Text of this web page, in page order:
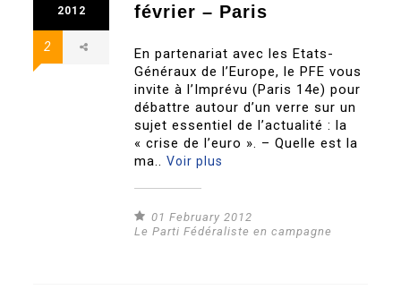
2012
2
février – Paris
En partenariat avec les Etats-
Généraux de l’Europe, le PFE vous
invite à l’Imprévu (Paris 14e) pour
débattre autour d’un verre sur un
sujet essentiel de l’actualité : la
« crise de l’euro ». – Quelle est la
ma..Voir plus
01 February 2012
Le Parti Fédéraliste en campagne